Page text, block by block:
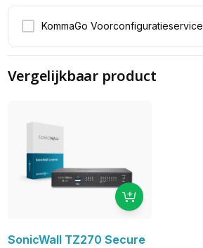
KommaGo Voorconfiguratieservice
Vergelijkbaar product
SonicWall TZ270 Secure